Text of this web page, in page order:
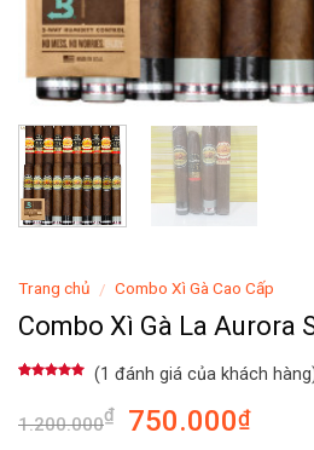
Trang chủ / Combo Xì Gà Cao Cấp
Combo Xì Gà La Aurora
đánh giá
(1 đánh giá của khách
1.200.000₫ 750.000₫